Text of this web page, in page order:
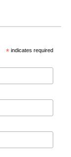
* indicates required